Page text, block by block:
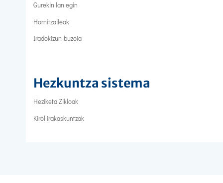
Gurekin lan egin
Hornitzaileak
Iradokizun-buzoia
Hezkuntza sistema
Heziketa Zikloak
Kirol irakaskuntzak